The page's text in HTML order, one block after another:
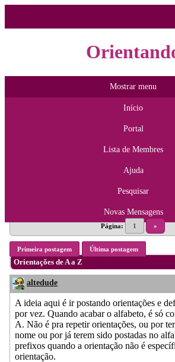
Mostrar menu
Início
Portal
Lista de Membres
Ajuda
Pesquisar
Novas Mensagens
Página: 1 »
Primeira postagem Última postagem
Orientações de A a Z
altedude
A ideia aqui é ir postando orientações e
por vez. Quando acabar o alfabeto, é só
A. Não é pra repetir orientações, ou por
nome ou por já terem sido postadas no
prefixos quando a orientação não é
orientação.